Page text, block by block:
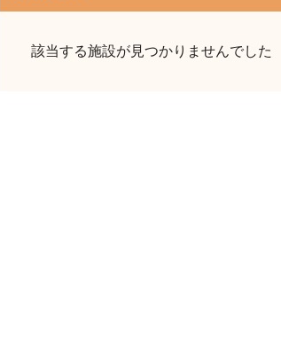
該当する施設が見つかりませんでした